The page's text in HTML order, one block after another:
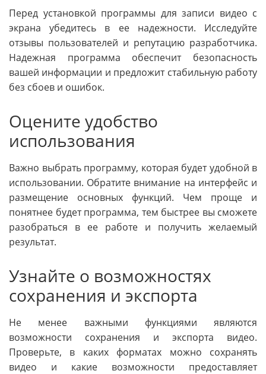
Перед установкой программы для записи видео с
экрана убедитесь в ее надежности. Исследуйте
отзывы пользователей и репутацию разработчика.
Надежная программа обеспечит безопасность
вашей информации и предложит стабильную работу
без сбоев и ошибок.
Оцените удобство
использования
Важно выбрать программу, которая будет удобной в
использовании. Обратите внимание на интерфейс и
размещение основных функций. Чем проще и
понятнее будет программа, тем быстрее вы сможете
разобраться в ее работе и получить желаемый
результат.
Узнайте о возможностях
сохранения и экспорта
Не менее важными функциями являются
возможности сохранения и экспорта видео.
Проверьте, в каких форматах можно сохранять
видео и какие возможности предоставляет